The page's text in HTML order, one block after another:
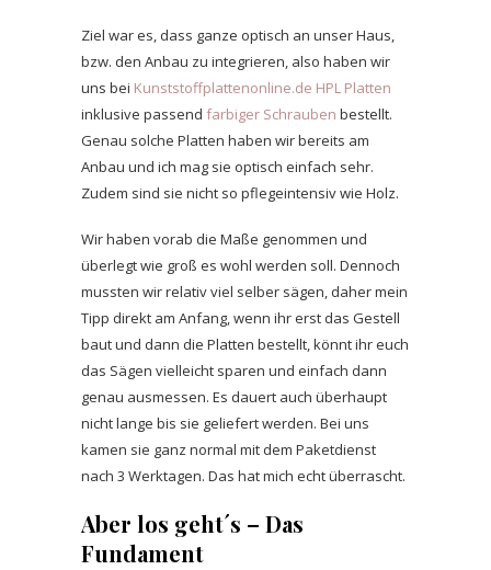
Ziel war es, dass ganze optisch an unser Haus,
bzw. den Anbau zu integrieren, also haben wir
uns bei Kunststoffplattenonline.de HPL Platten
inklusive passend farbiger Schrauben bestellt.
Genau solche Platten haben wir bereits am
Anbau und ich mag sie optisch einfach sehr.
Zudem sind sie nicht so pflegeintensiv wie Holz.
Wir haben vorab die Maße genommen und
überlegt wie groß es wohl werden soll. Dennoch
mussten wir relativ viel selber sägen, daher mein
Tipp direkt am Anfang, wenn ihr erst das Gestell
baut und dann die Platten bestellt, könnt ihr euch
das Sägen vielleicht sparen und einfach dann
genau ausmessen. Es dauert auch überhaupt
nicht lange bis sie geliefert werden. Bei uns
kamen sie ganz normal mit dem Paketdienst
nach 3 Werktagen. Das hat mich echt überrascht.
Aber los geht´s – Das
Fundament